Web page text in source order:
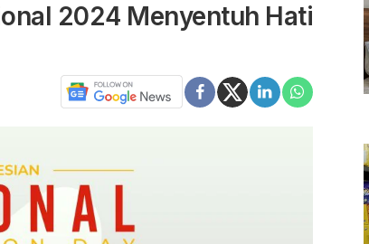
2024 Menyentuh Hati